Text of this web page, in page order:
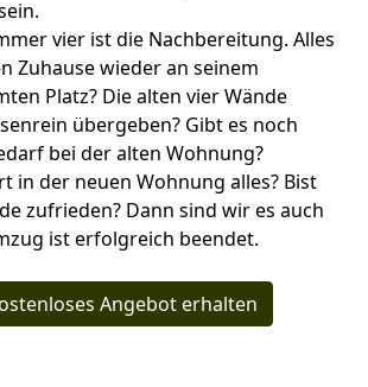
vier ist die Nachbereitung. Alles
Zuhause wieder an seinem
Platz? Die alten vier Wände
übergeben? Gibt es noch
bei der alten Wohnung?
in der neuen Wohnung alles? Bist
zufrieden? Dann sind wir es auch
ist erfolgreich beendet.
Angebot erhalten